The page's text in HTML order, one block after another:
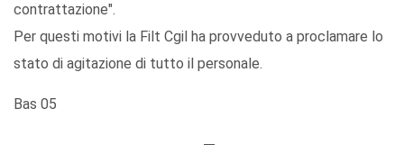
contrattazione".
Per questi motivi la Filt Cgil ha provveduto a proclamare lo
stato di agitazione di tutto il personale.
Bas 05